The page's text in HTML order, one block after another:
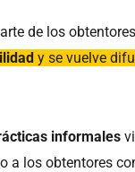
de los
y se vuelve
informales
a los obtentores